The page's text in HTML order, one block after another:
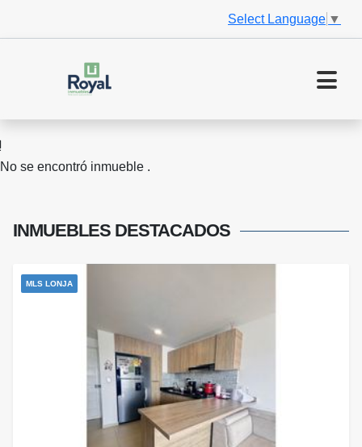
Select Language ▼
No se encontró inmueble .
INMUEBLES DESTACADOS
MLS LONJA